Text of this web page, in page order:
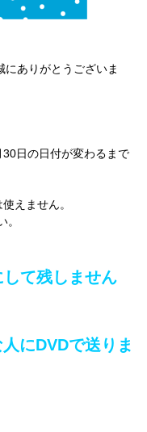
ありがとうございま
日の日付が変わるまで
えません。
て残しません
にDVDで送りま